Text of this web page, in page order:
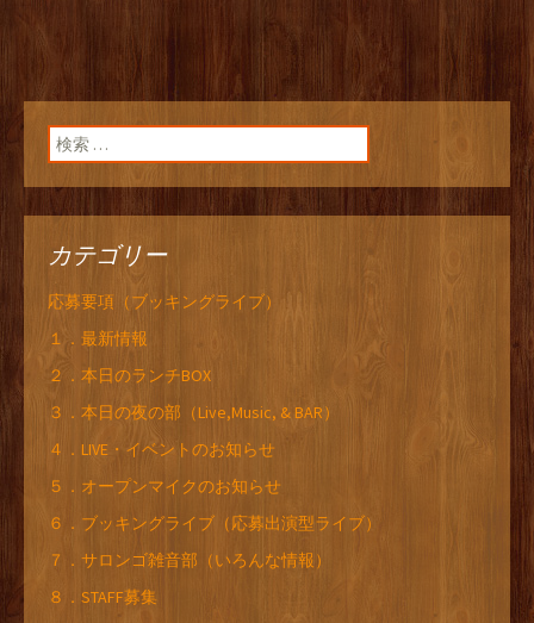
検索:
カテゴリー
応募要項（ブッキングライブ）
１．最新情報
２．本日のランチBOX
３．本日の夜の部（Live,Music, & BAR）
４．LIVE・イベントのお知らせ
５．オープンマイクのお知らせ
６．ブッキングライブ（応募出演型ライブ）
７．サロンゴ雑音部（いろんな情報）
８．STAFF募集